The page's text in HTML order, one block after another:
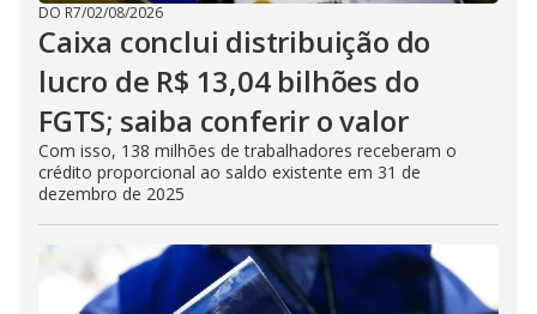
DO R7/02/08/2026
Caixa conclui distribuição do
lucro de R$ 13,04 bilhões do
FGTS; saiba conferir o valor
Com isso, 138 milhões de trabalhadores receberam o
crédito proporcional ao saldo existente em 31 de
dezembro de 2025